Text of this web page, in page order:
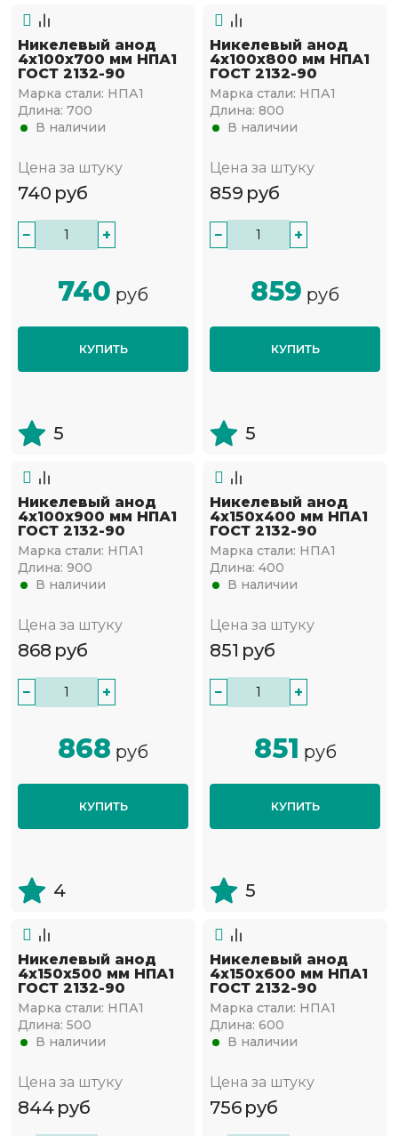
Никелевый анод
4х100х700 мм НПА1
ГОСТ 2132-90
Марка стали: НПА1
Длина: 700
В наличии
Цена за штуку
740 руб
− +
740 руб
КУПИТЬ
5
Никелевый анод
4х100х800 мм НПА1
ГОСТ 2132-90
Марка стали: НПА1
Длина: 800
В наличии
Цена за штуку
859 руб
− +
859 руб
КУПИТЬ
5
Никелевый анод
4х100х900 мм НПА1
ГОСТ 2132-90
Марка стали: НПА1
Длина: 900
В наличии
Цена за штуку
868 руб
− +
868 руб
КУПИТЬ
4
Никелевый анод
4х150х400 мм НПА1
ГОСТ 2132-90
Марка стали: НПА1
Длина: 400
В наличии
Цена за штуку
851 руб
− +
851 руб
КУПИТЬ
5
Никелевый анод
4х150х500 мм НПА1
ГОСТ 2132-90
Марка стали: НПА1
Длина: 500
В наличии
Цена за штуку
844 руб
Никелевый анод
4х150х600 мм НПА1
ГОСТ 2132-90
Марка стали: НПА1
Длина: 600
В наличии
Цена за штуку
756 руб